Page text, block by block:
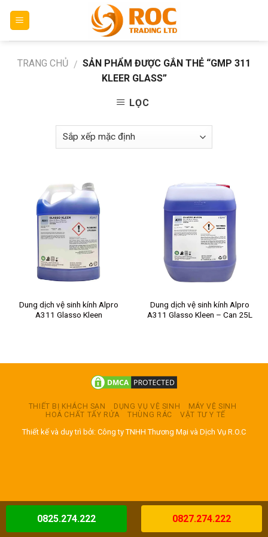
TRANG CHỦ / SẢN PHẨM ĐƯỢC GẮN THẺ “GMP 311
KLEER GLASS”
LỌC
Dung dịch vệ sinh kính Alpro
A311 Glasso Kleen
Dung dịch vệ sinh kính Alpro
A311 Glasso Kleen – Can 25L
THIẾT BỊ KHÁCH SẠN DỤNG VỤ VỆ SINH
MÁY VỆ SINH
HOÁ CHẤT TẨY RỬA
THÙNG RÁC VẬT TƯ Y TẾ
Thiết kế và duy trì bởi: Công ty TNHH Thương Mại và Dịch Vụ R.O.C
0825.274.222 0827.274.222